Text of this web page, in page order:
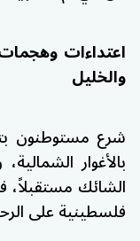
اعتداءات
والخليل
شرع مستوطنون
بالأغوار
فلسطينية على